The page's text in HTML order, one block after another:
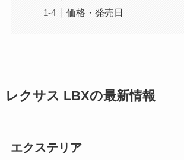
価格・発売日
レクサス LBXの最新情報
エクステリア